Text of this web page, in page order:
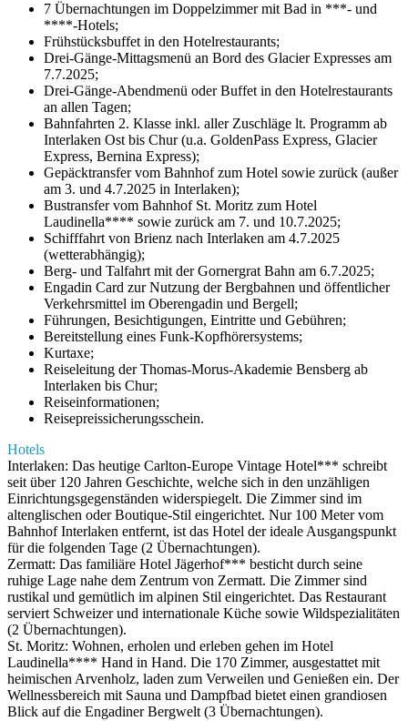
7 Übernachtungen im Doppelzimmer mit Bad in ***- und
****-Hotels;
Frühstücksbuffet in den Hotelrestaurants;
Drei-Gänge-Mittagsmenü an Bord des Glacier Expresses am
7.7.2025;
Drei-Gänge-Abendmenü oder Buffet in den Hotelrestaurants
an allen Tagen;
Bahnfahrten 2. Klasse inkl. aller Zuschläge lt. Programm ab
Interlaken Ost bis Chur (u.a. GoldenPass Express, Glacier
Express, Bernina Express);
Gepäcktransfer vom Bahnhof zum Hotel sowie zurück (außer
am 3. und 4.7.2025 in Interlaken);
Bustransfer vom Bahnhof St. Moritz zum Hotel
Laudinella**** sowie zurück am 7. und 10.7.2025;
Schifffahrt von Brienz nach Interlaken am 4.7.2025
(wetterabhängig);
Berg- und Talfahrt mit der Gornergrat Bahn am 6.7.2025;
Engadin Card zur Nutzung der Bergbahnen und öffentlicher
Verkehrsmittel im Oberengadin und Bergell;
Führungen, Besichtigungen, Eintritte und Gebühren;
Bereitstellung eines Funk-Kopfhörersystems;
Kurtaxe;
Reiseleitung der Thomas-Morus-Akademie Bensberg ab
Interlaken bis Chur;
Reiseinformationen;
Reisepreissicherungsschein.
Hotels
Interlaken: Das heutige Carlton-Europe Vintage Hotel*** schreibt
seit über 120 Jahren Geschichte, welche sich in den unzähligen
Einrichtungsgegenständen widerspiegelt. Die Zimmer sind im
altenglischen oder Boutique-Stil eingerichtet. Nur 100 Meter vom
Bahnhof Interlaken entfernt, ist das Hotel der ideale Ausgangspunkt
für die folgenden Tage (2 Übernachtungen).
Zermatt: Das familiäre Hotel Jägerhof*** besticht durch seine
ruhige Lage nahe dem Zentrum von Zermatt. Die Zimmer sind
rustikal und gemütlich im alpinen Stil eingerichtet. Das Restaurant
serviert Schweizer und internationale Küche sowie Wildspezialitäten
(2 Übernachtungen).
St. Moritz: Wohnen, erholen und erleben gehen im Hotel
Laudinella**** Hand in Hand. Die 170 Zimmer, ausgestattet mit
heimischen Arvenholz, laden zum Verweilen und Genießen ein. Der
Wellnessbereich mit Sauna und Dampfbad bietet einen grandiosen
Blick auf die Engadiner Bergwelt (3 Übernachtungen).